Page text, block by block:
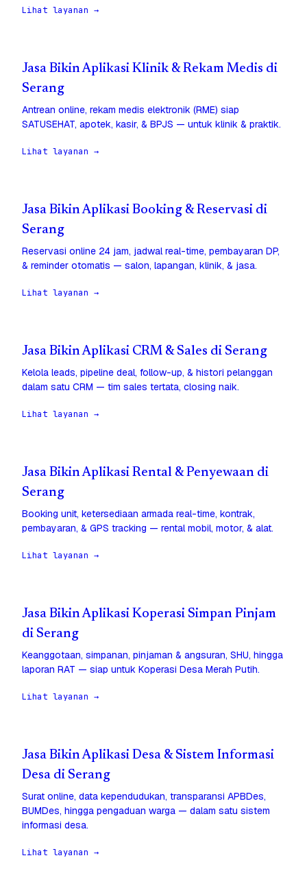
Lihat layanan →
Jasa Bikin Aplikasi Klinik & Rekam Medis di
Serang
Antrean online, rekam medis elektronik (RME) siap
SATUSEHAT, apotek, kasir, & BPJS — untuk klinik & praktik.
Lihat layanan →
Jasa Bikin Aplikasi Booking & Reservasi di
Serang
Reservasi online 24 jam, jadwal real-time, pembayaran DP,
& reminder otomatis — salon, lapangan, klinik, & jasa.
Lihat layanan →
Jasa Bikin Aplikasi CRM & Sales di Serang
Kelola leads, pipeline deal, follow-up, & histori pelanggan
dalam satu CRM — tim sales tertata, closing naik.
Lihat layanan →
Jasa Bikin Aplikasi Rental & Penyewaan di
Serang
Booking unit, ketersediaan armada real-time, kontrak,
pembayaran, & GPS tracking — rental mobil, motor, & alat.
Lihat layanan →
Jasa Bikin Aplikasi Koperasi Simpan Pinjam
di Serang
Keanggotaan, simpanan, pinjaman & angsuran, SHU, hingga
laporan RAT — siap untuk Koperasi Desa Merah Putih.
Lihat layanan →
Jasa Bikin Aplikasi Desa & Sistem Informasi
Desa di Serang
Surat online, data kependudukan, transparansi APBDes,
BUMDes, hingga pengaduan warga — dalam satu sistem
informasi desa.
Lihat layanan →